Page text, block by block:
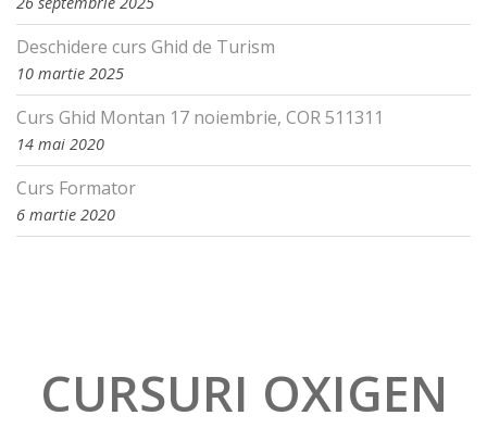
Deschidere curs Ghid de Turism
10 martie 2025
Curs Ghid Montan 17 noiembrie, COR 511311
14 mai 2020
Curs Formator
6 martie 2020
CURSURI OXIGEN